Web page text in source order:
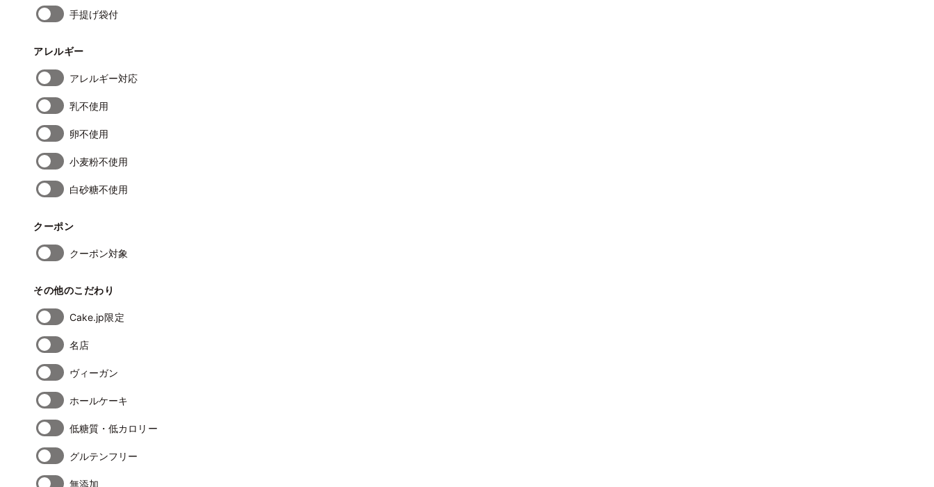
手提げ袋付
アレルギー
アレルギー対応
乳不使用
卵不使用
小麦粉不使用
白砂糖不使用
クーポン
クーポン対象
その他のこだわり
Cake.jp限定
名店
ヴィーガン
ホールケーキ
低糖質・低カロリー
グルテンフリー
無添加